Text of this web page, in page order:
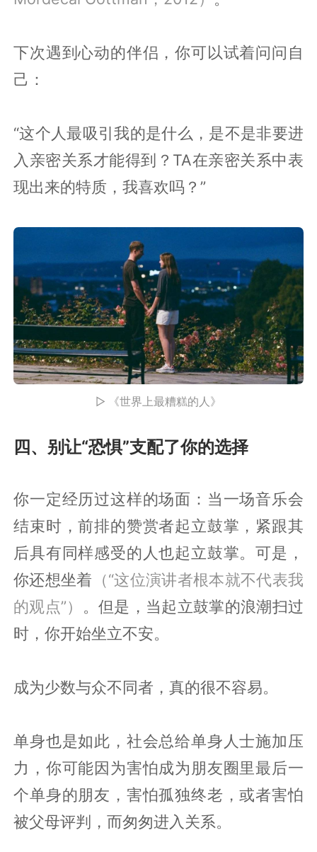
下次遇到心动的伴侣，你可以试着问问自
己：
“这个人最吸引我的是什么，是不是非要进
入亲密关系才能得到？TA在亲密关系中表
现出来的特质，我喜欢吗？”
▷ 《世界上最糟糕的人》
四、别让“恐惧”支配了你的选择
你一定经历过这样的场面：当一场音乐会
结束时，前排的赞赏者起立鼓掌，紧跟其
后具有同样感受的人也起立鼓掌。可是，
你还想坐着 （“这位演讲者根本就不代表我
的观点”） 。但是，当起立鼓掌的浪潮扫过
时，你开始坐立不安。
成为少数与众不同者，真的很不容易。
单身也是如此，社会总给单身人士施加压
力，你可能因为害怕成为朋友圈里最后一
个单身的朋友，害怕孤独终老，或者害怕
被父母评判，而匆匆进入关系。